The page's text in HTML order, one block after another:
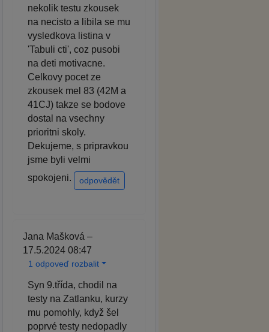
nekolik testu zkousek
na necisto a libila se mu
vysledkova listina v
'Tabuli cti', coz pusobi
na deti motivacne.
Celkovy pocet ze
zkousek mel 83 (42M a
41CJ) takze se bodove
dostal na vsechny
prioritni skoly.
Dekujeme, s pripravkou
jsme byli velmi
spokojeni.
odpovědět
Jana Mašková –
17.5.2024 08:47
1 odpoveď rozbalit
Syn 9.třída, chodil na
testy na Zatlanku, kurzy
mu pomohly, když šel
poprvé testy nedopadly